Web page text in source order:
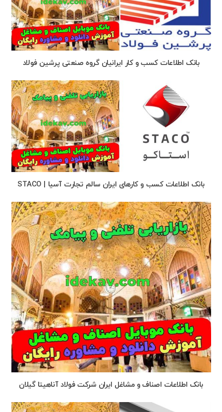
بانک اطلاعات کسب و کار ایرانیان گروه صنعتی پرشین فولاد
بانک اطلاعات کسب و کارهای ایران سالم تجارت آسیا | STACO
بانک اطلاعات اصناف و مشاغل ایران شرکت فولاد آناهیتا گیلان